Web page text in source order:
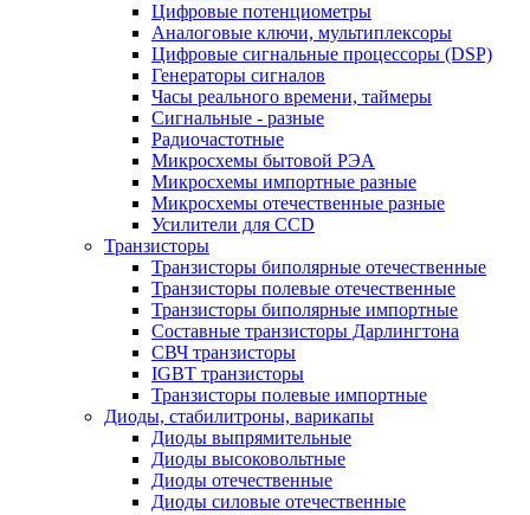
Цифровые потенциометры
Аналоговые ключи, мультиплексоры
Цифровые сигнальные процессоры (DSP)
Генераторы сигналов
Часы реального времени, таймеры
Сигнальные - разные
Радиочастотные
Микросхемы бытовой РЭА
Микросхемы импортные разные
Микросхемы отечественные разные
Усилители для CCD
Транзисторы
Транзисторы биполярные отечественные
Транзисторы полевые отечественные
Транзисторы биполярные импортные
Составные транзисторы Дарлингтона
СВЧ транзисторы
IGBT транзисторы
Транзисторы полевые импортные
Диоды, стабилитроны, варикапы
Диоды выпрямительные
Диоды высоковольтные
Диоды отечественные
Диоды силовые отечественные